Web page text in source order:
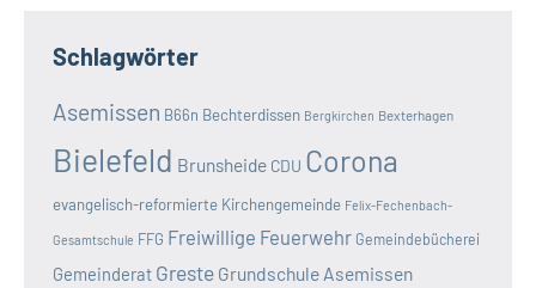
Schlagwörter
Asemissen B66n Bechterdissen Bergkirchen Bexterhagen
Bielefeld Brunsheide CDU Corona
evangelisch-reformierte Kirchengemeinde Felix-Fechenbach-
Gesamtschule FFG Freiwillige Feuerwehr Gemeindebücherei
Gemeinderat Greste Grundschule Asemissen